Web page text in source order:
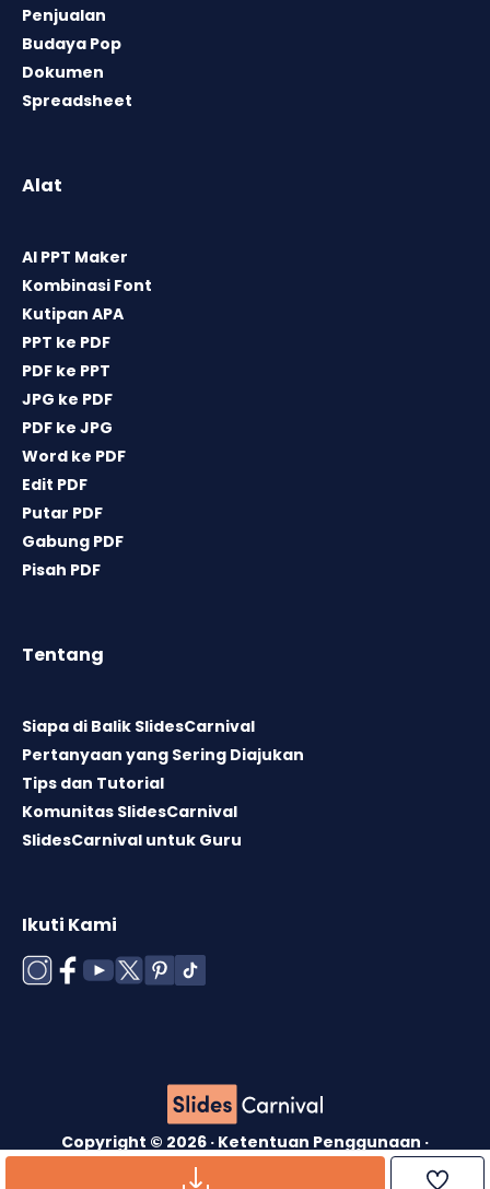
Penjualan
Budaya Pop
Dokumen
Spreadsheet
Alat
AI PPT Maker
Kombinasi Font
Kutipan APA
PPT ke PDF
PDF ke PPT
JPG ke PDF
PDF ke JPG
Word ke PDF
Edit PDF
Putar PDF
Gabung PDF
Pisah PDF
Tentang
Siapa di Balik SlidesCarnival
Pertanyaan yang Sering Diajukan
Tips dan Tutorial
Komunitas SlidesCarnival
SlidesCarnival untuk Guru
Ikuti Kami
Copyright © 2026 · Ketentuan Penggunaan ·
·
Kebijakan